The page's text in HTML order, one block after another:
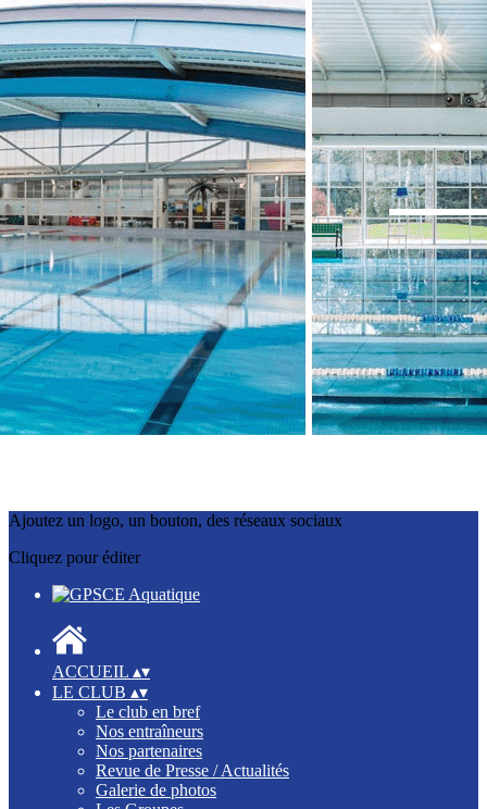
Menu
<
>
Le club en bref
Nos entraîneurs
Nos partenaires
Revue de Presse / Actualités
Galerie de photos
Les Groupes
?>
Images de la page d'accueil
Cliquez pour éditer
Ajoutez un logo, un bouton, des réseaux sociaux
Cliquez pour éditer
ACCUEIL ▴▾
LE CLUB ▴▾
Le club en bref
Nos entraîneurs
Nos partenaires
Revue de Presse / Actualités
Galerie de photos